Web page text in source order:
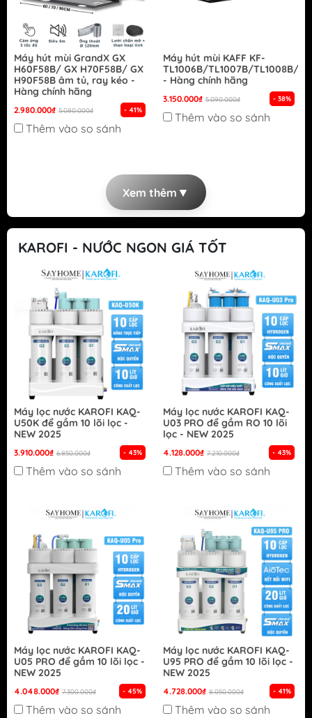
Máy hút mùi GrandX GX
H60F58B/ GX H70F58B/ GX
H90F58B âm tủ, ray kéo -
Hàng chính hãng
2.980.000₫ 5.080.000₫ - 41%
Thêm vào so sánh
Máy hút mùi KAFF KF-
TL1006B/TL1007B/TL1008B/
- Hàng chính hãng
3.150.000₫ 5.090.000₫ - 38%
Thêm vào so sánh
Xem thêm ▼
KAROFI - NƯỚC NGON GIÁ TỐT
Máy lọc nước KAROFI KAQ-
U50K để gầm 10 lõi lọc -
NEW 2025
3.910.000₫ 6.850.000₫ - 43%
Thêm vào so sánh
Máy lọc nước KAROFI KAQ-
U03 PRO để gầm RO 10 lõi
lọc - NEW 2025
4.128.000₫ 7.210.000₫ - 43%
Thêm vào so sánh
Máy lọc nước KAROFI KAQ-
U05 PRO để gầm 10 lõi lọc -
NEW 2025
4.048.000₫ 7.300.000₫ - 45%
Thêm vào so sánh
Máy lọc nước KAROFI KAQ-
U95 PRO để gầm 10 lõi lọc -
NEW 2025
4.728.000₫ 8.050.000₫ - 41%
Thêm vào so sánh